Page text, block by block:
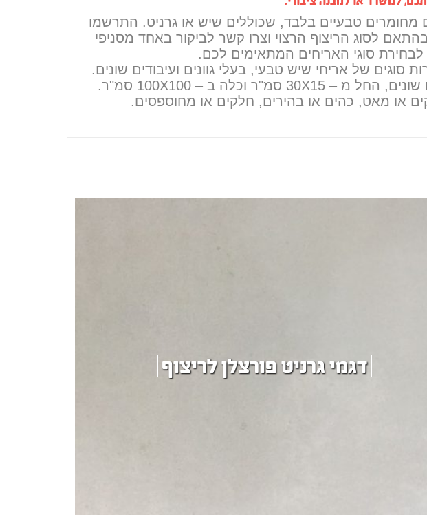
טבעיים בלבד, שכוללים שיש או גרניט. התרשמו
לסוג הריצוף הרצוי וצרו קשר לביקור באחד מסניפי
לבחירת סוגי האריחים המתאימים לכם.
סוגים של אריחי שיש טבעי, בעלי גוונים ועיבודים שונים.
ניתן למצוא ריצוף שיש בגדלים שונים, החל מ – 30X15 סמ"ר וכלה ב – 100X100 סמ"ר.
או מאט, כהים או בהירים, חלקים או מחוספסים.
דגמי גרניט פורצלן לריצוף